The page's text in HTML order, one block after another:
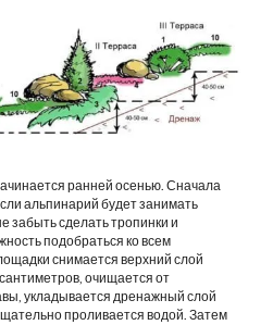
ранней осенью. Сначала
альпинарий будет занимать
забыть сделать тропинки и
подобраться ко всем
снимается верхний слой
очищается от
укладывается дренажный слой
проливается водой. Затем